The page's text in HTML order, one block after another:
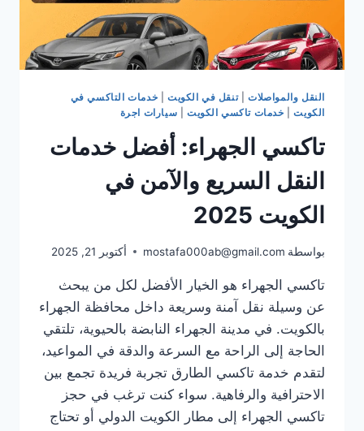
النقل والمواصلات|تنقل في الكويت
خدمات التاكسي في
الكويت| خدمات تاكسي الكويت سيارات اجرة
تاكسي الجهراء: أفضل خدمات
النقل السريع والآمن في
الكويت 2025
بواسطة mostafa000ab@gmail.com أكتوبر 21, 2025
تاكسي الجهراء هو الخيار الأفضل لكل من يبحث
عن وسيلة نقل آمنة وسريعة داخل محافظة الجهراء
بالكويت. في مدينة الجهراء النابضة بالحيوية، تلتقي
الحاجة إلى الراحة مع السرعة والدقة في المواعيد،
لتقدم خدمة تاكسي الطارق تجربة فريدة تجمع بين
الاحترافية والرفاهية. سواء كنت ترغب في حجز
تاكسي الجهراء إلى مطار الكويت الدولي أو تحتاج